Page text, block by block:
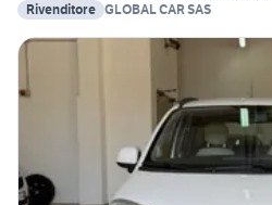
Rivenditore GLOBAL CAR SAS